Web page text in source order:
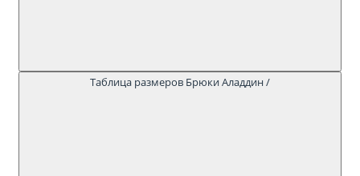
Таблица размеров Брюки Аладдин /